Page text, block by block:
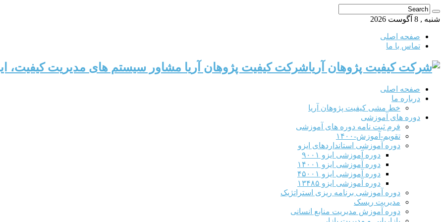
شنبه , 8 آگوست 2026
صفحه اصلی
تماس با ما
شرکت کیفیت پژوهان آریا مشاور سیستم های مدیریت کیفیت،
صفحه اصلی
درباره ما
خط مشی کیفیت پژوهان آریا
دوره های آموزشی
فرم ثبت نامه دوره های آموزشی
تقویم-آموزش-۱۴۰۰
دوره آموزشی استانداردهای ایزو
دوره آموزشی ایزو ۹۰۰۱
دوره آموزشی ایزو ۱۴۰۰۱
دوره آموزشی ایزو ۴۵۰۰۱
دوره آموزشی ایزو ۱۳۴۸۵
دوره آموزشی برنامه ریزی استراتژیک
مدیریت ریسک
دوره آموزش مدیریت منابع انسانی